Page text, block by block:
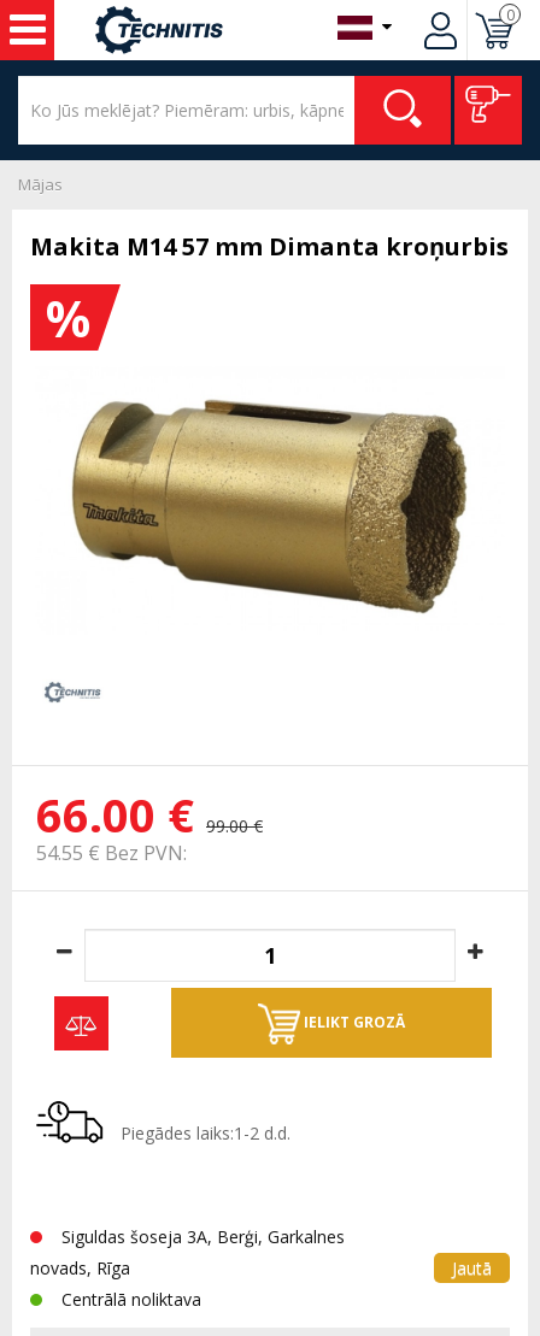
0
Mājas
Makita M14 57 mm Dimanta kroņurbis
%
66.00 € 99.00 €
54.55 € Bez PVN:
IELIKT GROZĀ
Piegādes laiks:1-2 d.d.
Siguldas šoseja 3A, Berģi, Garkalnes
novads, Rīga
Jautā
Centrālā noliktava